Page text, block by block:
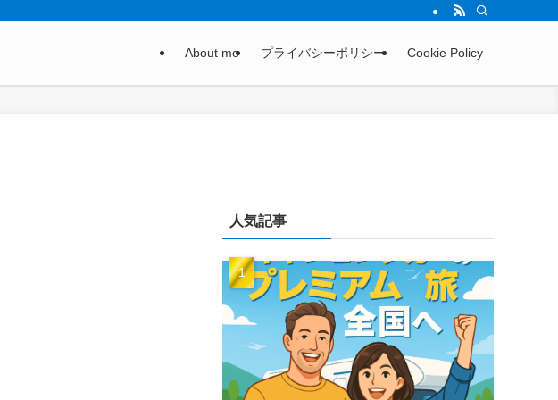
About me プライバシーポリシー Cookie Policy
人気記事